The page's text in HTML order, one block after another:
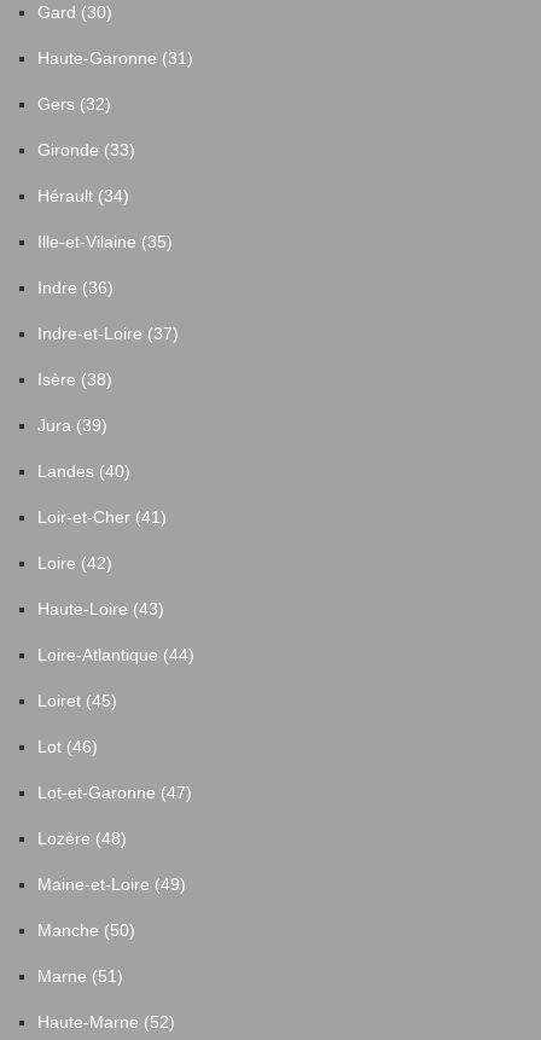
Gard (30)
Haute-Garonne (31)
Gers (32)
Gironde (33)
Hérault (34)
Ille-et-Vilaine (35)
Indre (36)
Indre-et-Loire (37)
Isère (38)
Jura (39)
Landes (40)
Loir-et-Cher (41)
Loire (42)
Haute-Loire (43)
Loire-Atlantique (44)
Loiret (45)
Lot (46)
Lot-et-Garonne (47)
Lozère (48)
Maine-et-Loire (49)
Manche (50)
Marne (51)
Haute-Marne (52)